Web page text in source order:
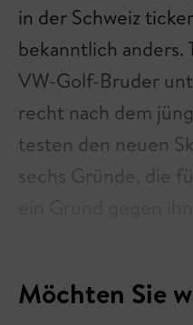
in der Schweiz
bekanntlich
VW-Golf-Bruder
recht nach dem
testen den neuen
sechs Gründe, die
Möchten Sie